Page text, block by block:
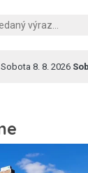
Sobota 8. 8. 2026